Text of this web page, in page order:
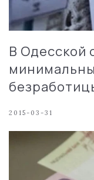
В Одесской
2015-03-31